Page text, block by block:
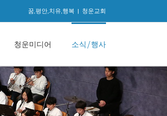
꿈,평안,치유,행복 | 청운교회
청운미디어 소식/행사